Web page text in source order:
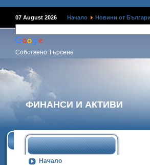
07 August 2026 Начало Новини от
Собствено Търсене
ФИНАНСИ И АКТИВИ
Начало